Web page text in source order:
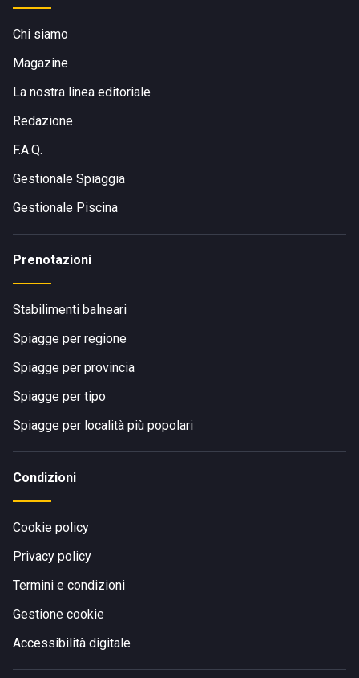
Chi siamo
Magazine
La nostra linea editoriale
Redazione
F.A.Q.
Gestionale Spiaggia
Gestionale Piscina
Prenotazioni
Stabilimenti balneari
Spiagge per regione
Spiagge per provincia
Spiagge per tipo
Spiagge per località più popolari
Condizioni
Cookie policy
Privacy policy
Termini e condizioni
Gestione cookie
Accessibilità digitale